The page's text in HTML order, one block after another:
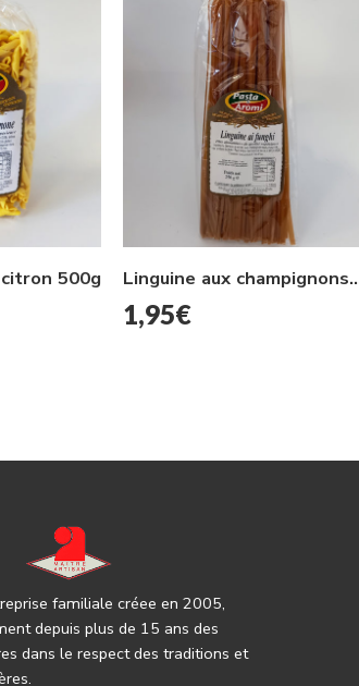
500g Linguine aux
1,95€
familiale créee en 2005,
depuis plus de 15 ans des
dans le respect des traditions et